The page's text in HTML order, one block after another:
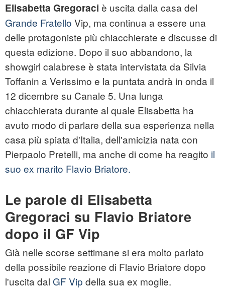
Elisabetta Gregoraci è uscita dalla casa del
Grande Fratello Vip, ma continua a essere una
delle protagoniste più chiacchierate e discusse di
questa edizione. Dopo il suo abbandono, la
showgirl calabrese è stata intervistata da Silvia
Toffanin a Verissimo e la puntata andrà in onda il
12 dicembre su Canale 5. Una lunga
chiacchierata durante al quale Elisabetta ha
avuto modo di parlare della sua esperienza nella
casa più spiata d'Italia, dell'amicizia nata con
Pierpaolo Pretelli, ma anche di come ha reagito il
suo ex marito Flavio Briatore.
Le parole di Elisabetta
Gregoraci su Flavio Briatore
dopo il GF Vip
Già nelle scorse settimane si era molto parlato
della possibile reazione di Flavio Briatore dopo
l'uscita dal GF Vip della sua ex moglie.